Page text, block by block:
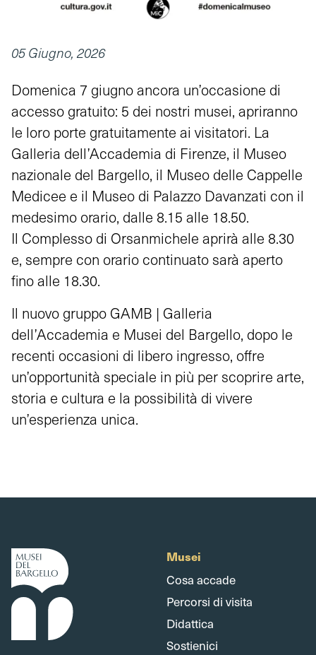
05 Giugno, 2026
Domenica 7 giugno ancora un’occasione di
accesso gratuito: 5 dei nostri musei, apriranno
le loro porte gratuitamente ai visitatori. La
Galleria dell’Accademia di Firenze, il Museo
nazionale del Bargello, il Museo delle Cappelle
Medicee e il Museo di Palazzo Davanzati con il
medesimo orario, dalle 8.15 alle 18.50.
Il Complesso di Orsanmichele aprirà alle 8.30
e, sempre con orario continuato sarà aperto
fino alle 18.30.
Il nuovo gruppo GAMB | Galleria
dell’Accademia e Musei del Bargello, dopo le
recenti occasioni di libero ingresso, offre
un’opportunità speciale in più per scoprire arte,
storia e cultura e la possibilità di vivere
un’esperienza unica.
Musei
Cosa accade
Percorsi di visita
Didattica
Sostienici